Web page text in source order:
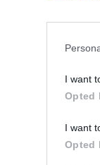
I want
Opted
I want
Opted